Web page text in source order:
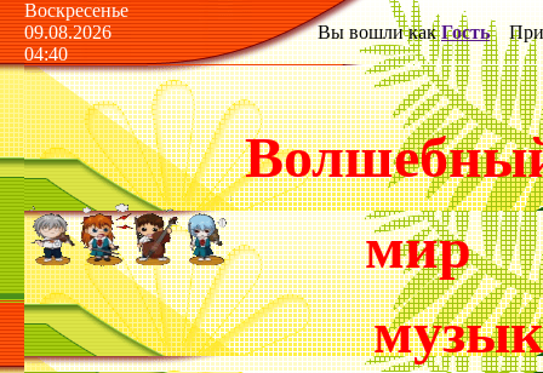
Воскресенье
09.08.2026
04:40
Вы вошли как Гость
мир